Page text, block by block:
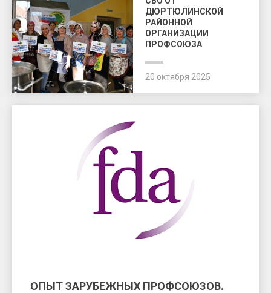
ДЮРТЮЛИНСКОЙ
РАЙОННОЙ
ОРГАНИЗАЦИИ
ПРОФСОЮЗА
20 октября 2025
ОПЫТ ЗАРУБЕЖНЫХ ПРОФСОЮЗОВ.